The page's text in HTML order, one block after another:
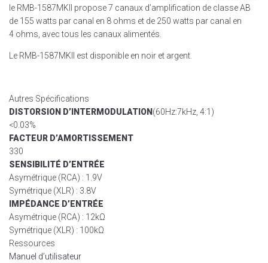
le RMB-1587MKII propose 7 canaux d’amplification de classe AB
de 155 watts par canal en 8 ohms et de 250 watts par canal en
4 ohms, avec tous les canaux alimentés.
Le RMB-1587MKII est disponible en noir et argent.
Autres Spécifications
DISTORSION D’INTERMODULATION (60Hz:7kHz, 4:1)
<0.03%
FACTEUR D’AMORTISSEMENT
330
SENSIBILITÉ D’ENTRÉE
Asymétrique (RCA) : 1.9V
Symétrique (XLR) : 3.8V
IMPÉDANCE D’ENTRÉE
Asymétrique (RCA) : 12kΩ
Symétrique (XLR) : 100kΩ
Ressources
Manuel d’utilisateur